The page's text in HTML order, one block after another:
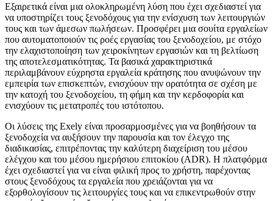
Εξαιρετικά είναι μια ολοκληρωμένη λύση που έχει σχεδιαστεί για
να υποστηρίζει τους ξενοδόχους για την ενίσχυση των λειτουργιών
τους και των άμεσων πωλήσεων. Προσφέρει μια σουίτα εργαλείων
που αυτοματοποιούν τις ροές εργασίας του ξενοδοχείου, με στόχο
την ελαχιστοποίηση των χειροκίνητων εργασιών και τη βελτίωση
της αποτελεσματικότητας. Τα βασικά χαρακτηριστικά
περιλαμβάνουν εύχρηστα εργαλεία κράτησης που ανυψώνουν την
εμπειρία των επισκεπτών, ενισχύουν την ορατότητα σε σχέση με
την κατοχή του ξενοδοχείου, τη φήμη και την κερδοφορία και
ενισχύουν τις μετατροπές του ιστότοπου.
Οι λύσεις της Exely είναι προσαρμοσμένες για να βοηθήσουν τα
ξενοδοχεία να αυξήσουν την παρουσία και τον έλεγχο της
διαδικασίας, επιτρέποντας την καλύτερη διαχείριση του μέσου
ελέγχου και του μέσου ημερήσιου επιτοκίου (ADR). Η πλατφόρμα
έχει σχεδιαστεί για να είναι φιλική προς το χρήστη, παρέχοντας
στους ξενοδόχους τα εργαλεία που χρειάζονται για να
εξορθολογίσουν τις λειτουργίες τους και να επικεντρωθούν στην